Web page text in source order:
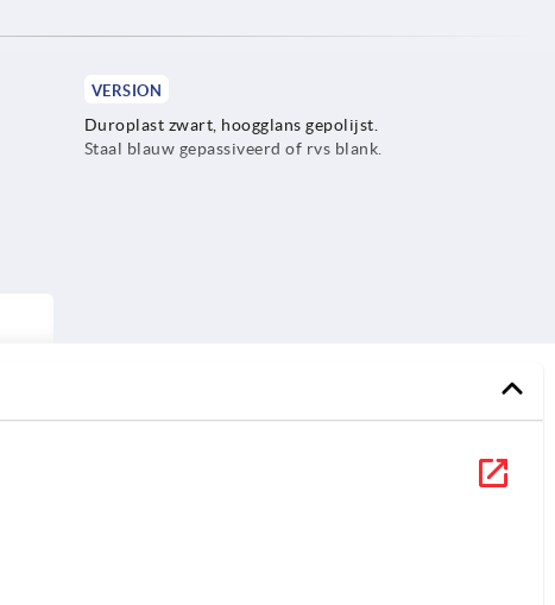
VERSION
Duroplast zwart, hoogglans gepolijst.
Staal blauw gepassiveerd of rvs blank.